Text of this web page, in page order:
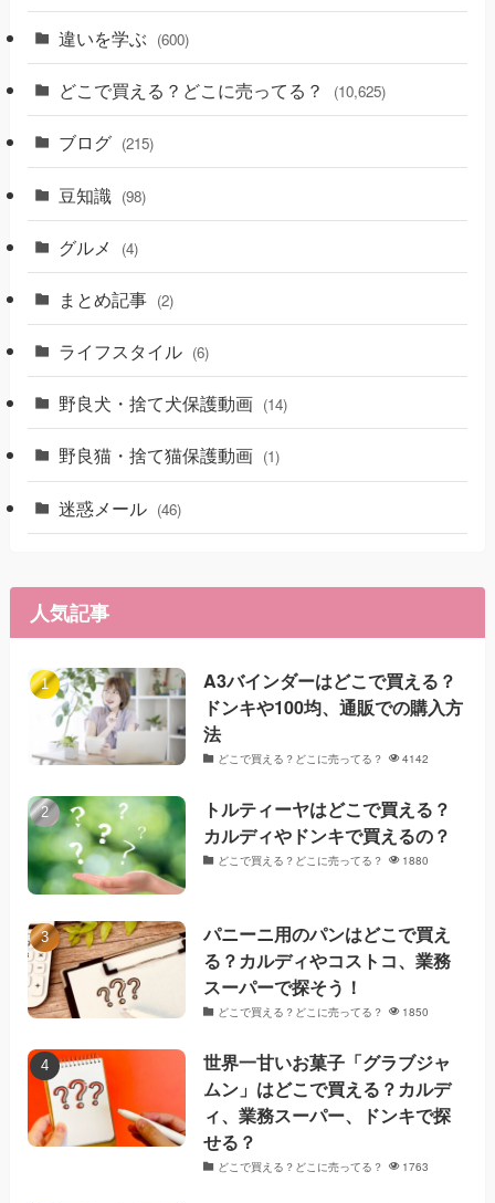
違いを学ぶ (600)
どこで買える？どこに売ってる？ (10,625)
ブログ (215)
豆知識 (98)
グルメ (4)
まとめ記事 (2)
ライフスタイル (6)
野良犬・捨て犬保護動画 (14)
野良猫・捨て猫保護動画 (1)
迷惑メール (46)
人気記事
A3バインダーはどこで買える？
ドンキや100均、通販での購入方
法
どこで買える？どこに売ってる？ 4142
トルティーヤはどこで買える？
カルディやドンキで買えるの？
どこで買える？どこに売ってる？ 1880
パニーニ用のパンはどこで買え
る？カルディやコストコ、業務
スーパーで探そう！
どこで買える？どこに売ってる？ 1850
世界一甘いお菓子「グラブジャ
ムン」はどこで買える？カルデ
ィ、業務スーパー、ドンキで探
せる？
どこで買える？どこに売ってる？ 1763